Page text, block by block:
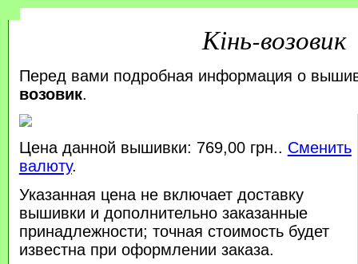
Кінь-возовик
Перед вами подробная информация о
возовик.
Цена данной вышивки: 769,00 грн.. Сменить
валюту.
Указанная цена не включает доставку
вышивки и дополнительно заказанные
принадлежности; точная стоимость будет
известна при оформлении заказа.